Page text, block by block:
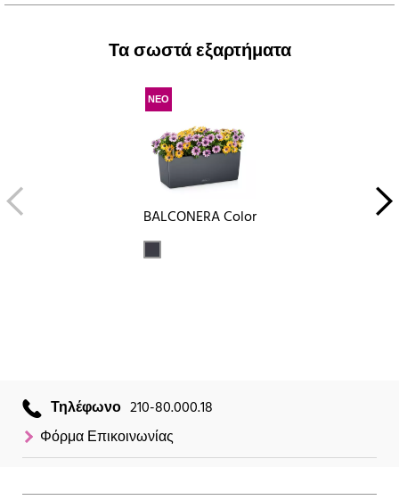
Τα σωστά εξαρτήματα
ΝΕΟ
BALCONERA Color
Τηλέφωνο 210-80.000.18
Φόρμα Επικοινωνίας